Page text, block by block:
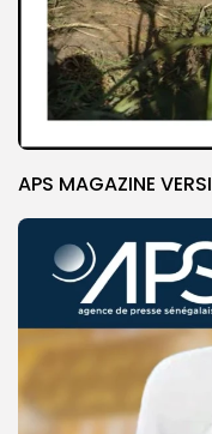
APS MAGAZINE